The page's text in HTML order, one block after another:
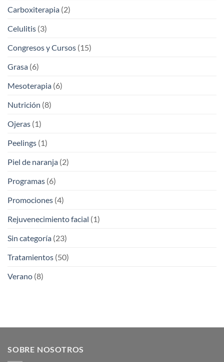
Carboxiterapia (2)
Celulitis (3)
Congresos y Cursos (15)
Grasa (6)
Mesoterapia (6)
Nutrición (8)
Ojeras (1)
Peelings (1)
Piel de naranja (2)
Programas (6)
Promociones (4)
Rejuvenecimiento facial (1)
Sin categoría (23)
Tratamientos (50)
Verano (8)
SOBRE NOSOTROS